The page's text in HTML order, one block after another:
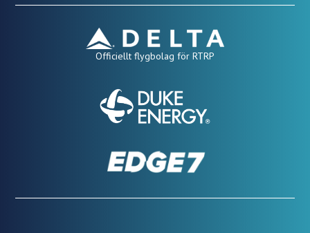
Officiellt flygbolag för RTRP